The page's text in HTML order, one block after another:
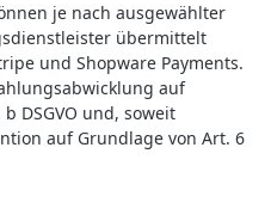
je nach ausgewählter
übermittelt
und Shopware Payments.
auf
DSGVO und, soweit
auf Grundlage von Art. 6